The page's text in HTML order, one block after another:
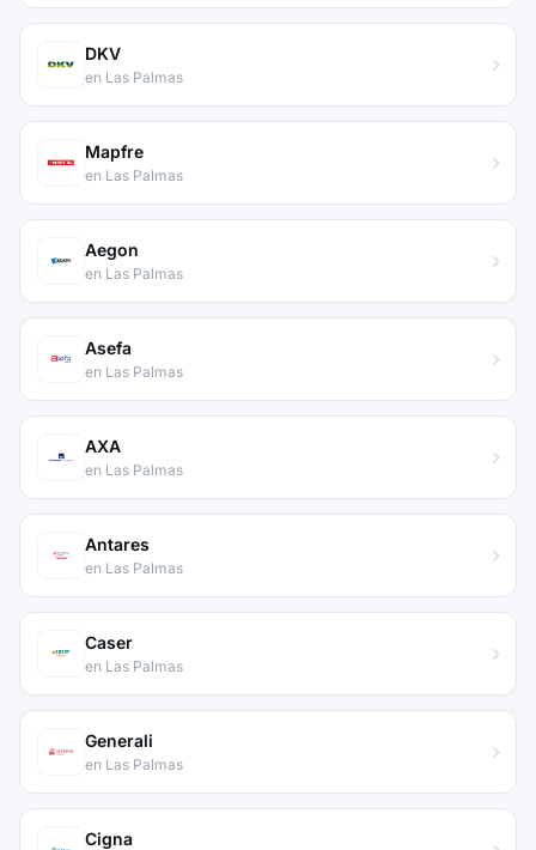
DKV
en Las Palmas
Mapfre
en Las Palmas
Aegon
en Las Palmas
Asefa
en Las Palmas
AXA
en Las Palmas
Antares
en Las Palmas
Caser
en Las Palmas
Generali
en Las Palmas
Cigna